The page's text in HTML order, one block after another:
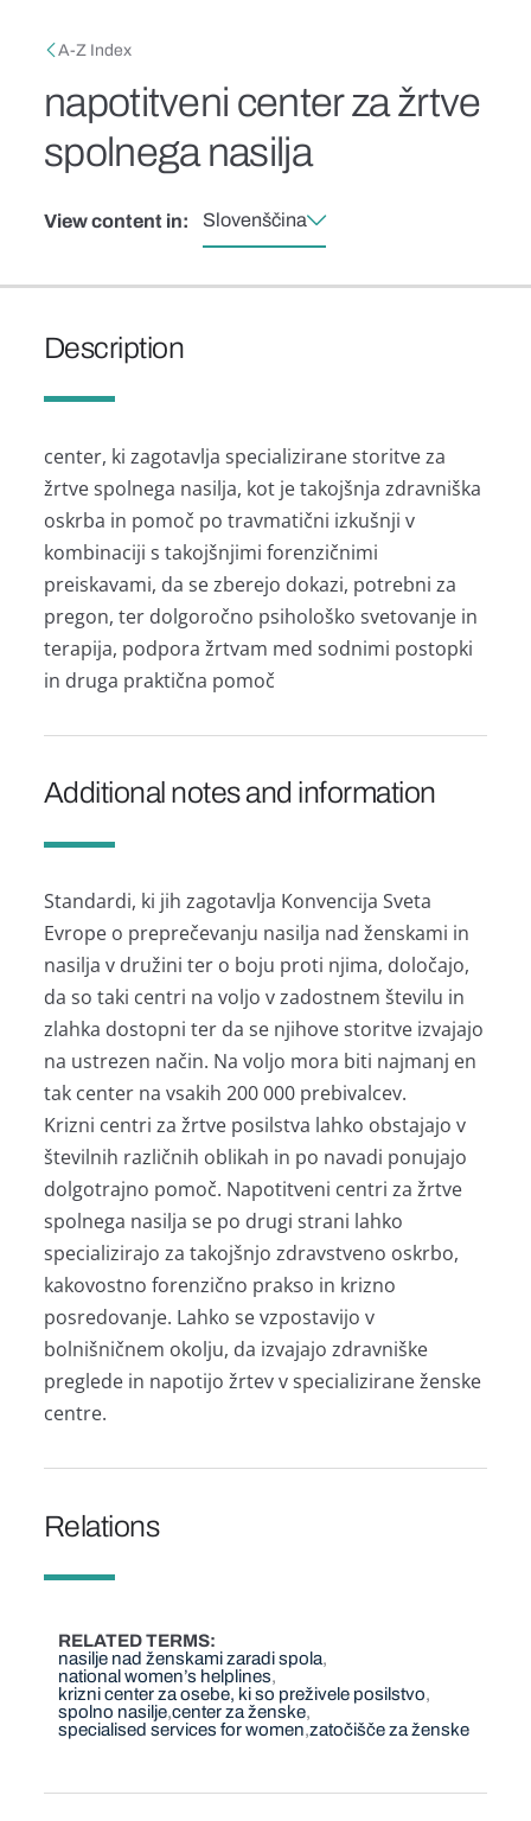
Breadcrumb
A-Z Index
napotitveni center za žrtve
spolnega nasilja
View content in: Slovenščina
Description
center, ki zagotavlja specializirane storitve za
žrtve spolnega nasilja, kot je takojšnja zdravniška
oskrba in pomoč po travmatični izkušnji v
kombinaciji s takojšnjimi forenzičnimi
preiskavami, da se zberejo dokazi, potrebni za
pregon, ter dolgoročno psihološko svetovanje in
terapija, podpora žrtvam med sodnimi postopki
in druga praktična pomoč
Additional notes and information
Standardi, ki jih zagotavlja Konvencija Sveta
Evrope o preprečevanju nasilja nad ženskami in
nasilja v družini ter o boju proti njima, določajo,
da so taki centri na voljo v zadostnem številu in
zlahka dostopni ter da se njihove storitve izvajajo
na ustrezen način. Na voljo mora biti najmanj en
tak center na vsakih 200 000 prebivalcev.
Krizni centri za žrtve posilstva lahko obstajajo v
številnih različnih oblikah in po navadi ponujajo
dolgotrajno pomoč. Napotitveni centri za žrtve
spolnega nasilja se po drugi strani lahko
specializirajo za takojšnjo zdravstveno oskrbo,
kakovostno forenzično prakso in krizno
posredovanje. Lahko se vzpostavijo v
bolnišničnem okolju, da izvajajo zdravniške
preglede in napotijo žrtev v specializirane ženske
centre.
Relations
RELATED TERMS
nasilje nad ženskami zaradi spola
national women’s helplines
krizni center za osebe, ki so preživele posilstvo
spolno nasilje center za ženske
specialised services for women zatočišče za ženske